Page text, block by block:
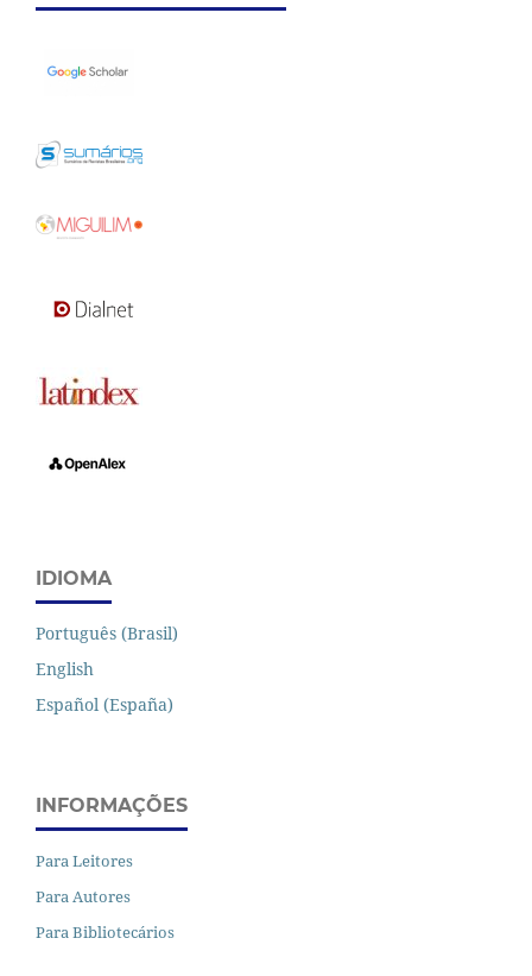
IDIOMA
Português (Brasil)
English
Español (España)
INFORMAÇÕES
Para Leitores
Para Autores
Para Bibliotecários